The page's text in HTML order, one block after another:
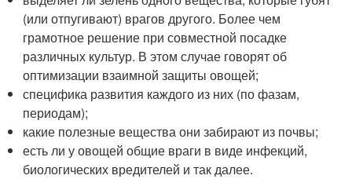
(или отпугивают) врагов другого. Более чем
грамотное решение при совместной посадке
различных культур. В этом случае говорят об
оптимизации взаимной защиты овощей;
специфика развития каждого из них (по фазам,
периодам);
какие полезные вещества они забирают из почвы;
есть ли у овощей общие враги в виде инфекций,
биологических вредителей и так далее.